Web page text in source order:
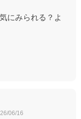
にみられる？よ
06/16